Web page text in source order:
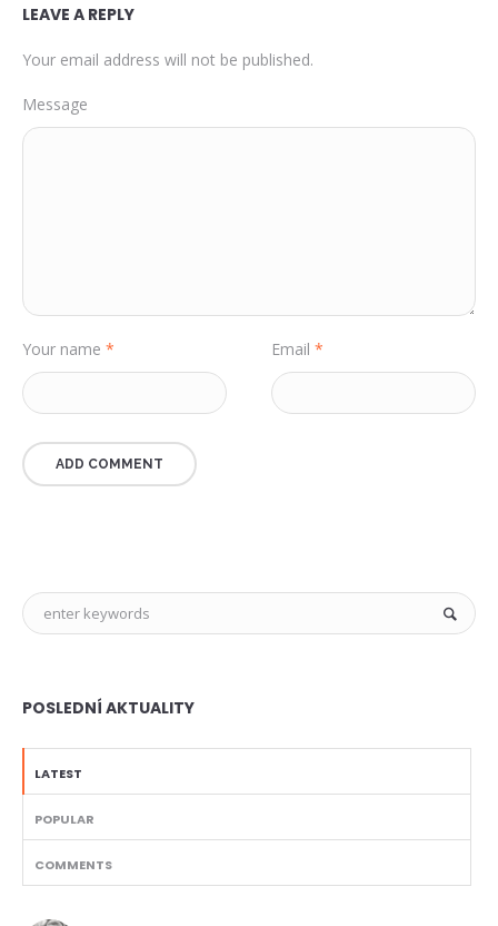
LEAVE A REPLY
Your email address will not be published.
Message
Your name * Email *
POSLEDNÍ AKTUALITY
LATEST
POPULAR
COMMENTS